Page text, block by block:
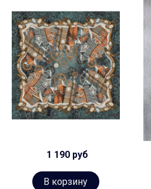
1 190 руб
В корзину